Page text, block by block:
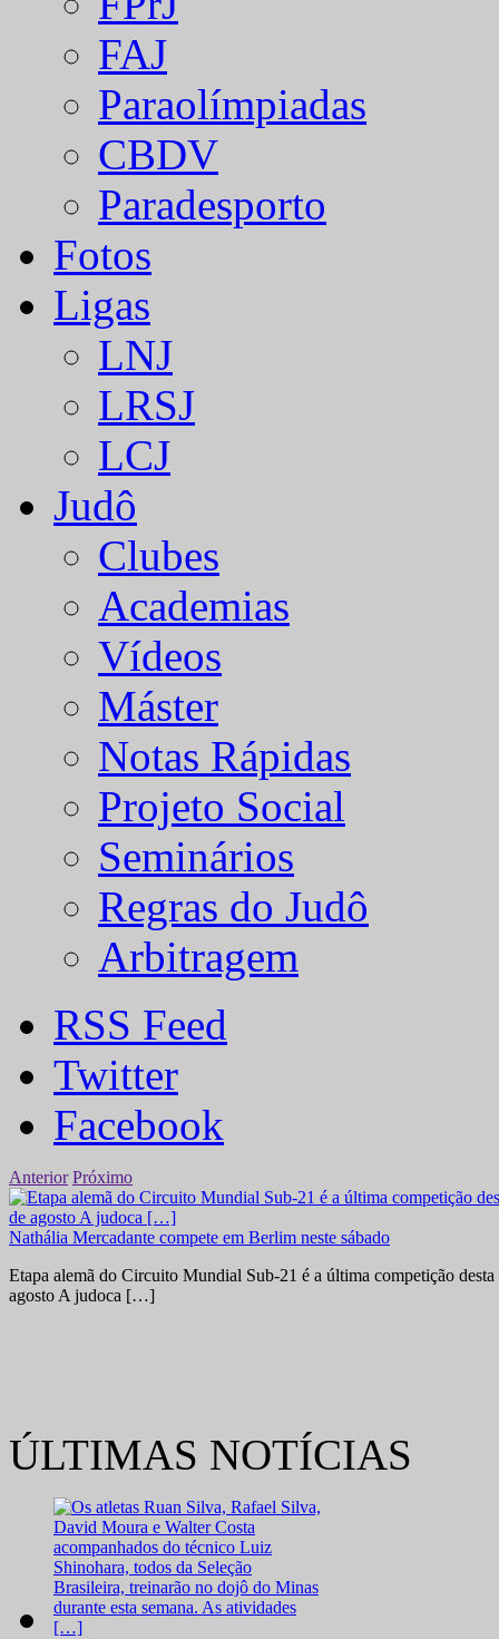
FAJ
Paraolímpiadas
CBDV
Paradesporto
Fotos
Ligas
LNJ
LRSJ
LCJ
Judô
Clubes
Academias
Vídeos
Máster
Notas Rápidas
Projeto Social
Seminários
Regras do Judô
Arbitragem
RSS Feed
Twitter
Facebook
Anterior Próximo
Nathália Mercadante compete em Berlim neste sábado
Etapa alemã do Circuito Mundial Sub-21 é a última competição
agosto A judoca […]
ÚLTIMAS NOTÍCIAS